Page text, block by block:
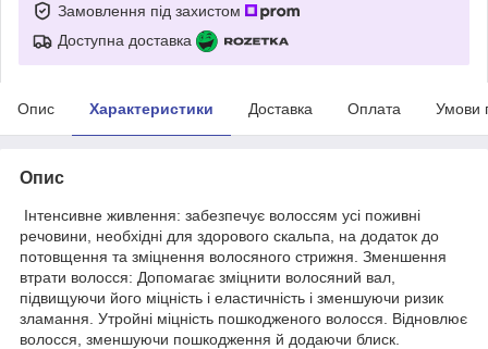
Замовлення під захистом
Доступна доставка
Опис Характеристики Доставка Оплата Умови
Опис
Інтенсивне живлення: забезпечує волоссям усі поживні
речовини, необхідні для здорового скальпа, на додаток до
потовщення та зміцнення волосяного стрижня. Зменшення
втрати волосся: Допомагає зміцнити волосяний вал,
підвищуючи його міцність і еластичність і зменшуючи ризик
зламання. Утройні міцність пошкодженого волосся. Відновлює
волосся, зменшуючи пошкодження й додаючи блиск.